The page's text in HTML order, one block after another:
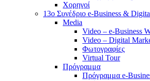
Χορηγοί
13o Συνέδριο e-Business &
Media
Video – e-Business
Video – Digital
Φωτογραφίες
Virtual Tour
Πρόγραμμα
Πρόγραμμα e-